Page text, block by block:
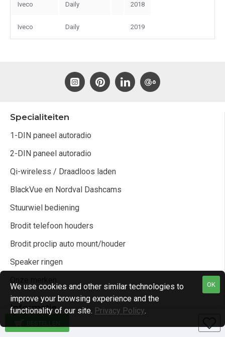
Iveco Daily 2018
Iveco Daily 2019
Specialiteiten
1-DIN paneel autoradio
2-DIN paneel autoradio
Qi-wireless / Draadloos laden
BlackVue en Nordval Dashcams
Stuurwiel bediening
Brodit telefoon houders
Brodit proclip auto mount/houder
Speaker ringen
Informatie
Over ons
OK
We use cookies and other similar technologies to
improve your browsing experience and the
functionality of our site. Privacy Policy.